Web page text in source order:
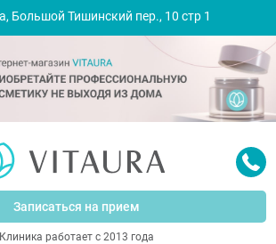
Большой Тишинский пер., 10 стр 1
Записаться на прием
Клиника работает с 2013 года